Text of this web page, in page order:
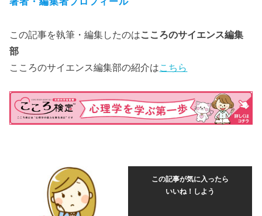
この記事を執筆・編集したのはこころのサイエンス編集
部
こころのサイエンス編集部の紹介はこちら
この記事が気に入ったら
いいね！しよう